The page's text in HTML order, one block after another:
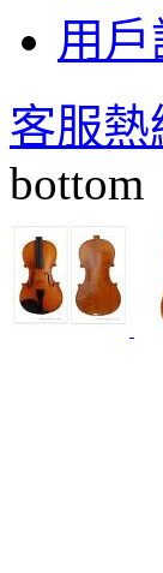
用戶
客服熱
bottom